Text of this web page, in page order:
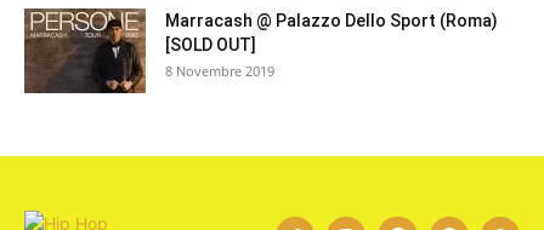
Marracash @ Palazzo Dello Sport (Roma)
[SOLD OUT]
8 Novembre 2019